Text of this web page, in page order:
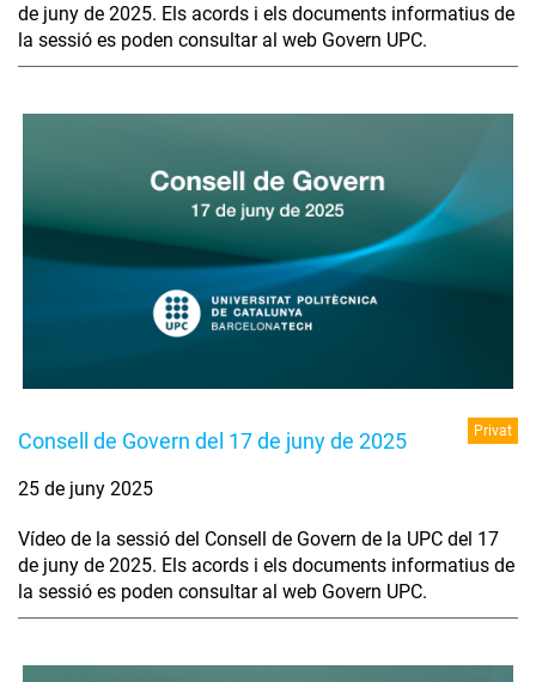
de juny de 2025. Els acords i els documents informatius de
la sessió es poden consultar al web Govern UPC.
Consell de Govern del 17 de juny de 2025 Privat
25 de juny 2025
Vídeo de la sessió del Consell de Govern de la UPC del 17
de juny de 2025. Els acords i els documents informatius de
la sessió es poden consultar al web Govern UPC.